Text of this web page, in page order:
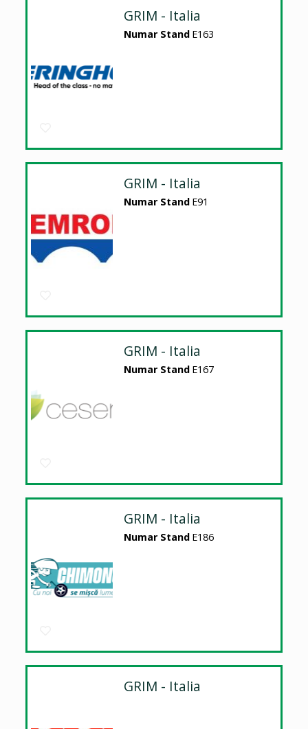
GRIM - Italia
Numar Stand E163
GRIM - Italia
Numar Stand E91
GRIM - Italia
Numar Stand E167
GRIM - Italia
Numar Stand E186
GRIM - Italia